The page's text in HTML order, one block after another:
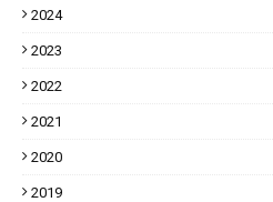
2024
2023
2022
2021
2020
2019